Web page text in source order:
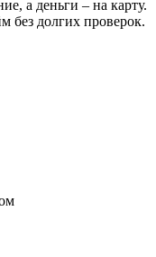
а деньги – на карту.
без долгих проверок.